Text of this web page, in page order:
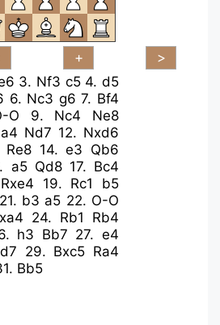
3. Nf3 c5 4.d5
6. Nc3 g6 7. Bf4
O 9. Nc4
Ne8
a4 Nd7 12. Nxd6
Re8 14.e3 Qb6
a5 Qd8 17. Bc4
Rxe4 19. Rc1
b5
21. b3 a5 22. O-O
24. Rb1
Rb4
h3 Bb7 27.e4
29. Bxc5 Ra4
Bb5